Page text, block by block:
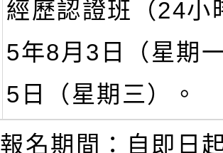
經歷認證班（24小
5年8月3日（星期
5日（星期三）。
報名期間：自即日